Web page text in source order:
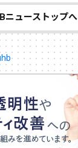
ニューストップへ